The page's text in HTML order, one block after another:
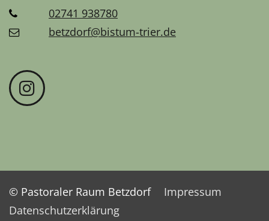
02741 938780
betzdorf@bistum-trier.de
© Pastoraler Raum Betzdorf
Impressum
Datenschutzerklärung